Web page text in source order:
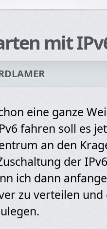
mit
eine ganze
fahren soll es
an den
der
ich dann
zu verteilen und